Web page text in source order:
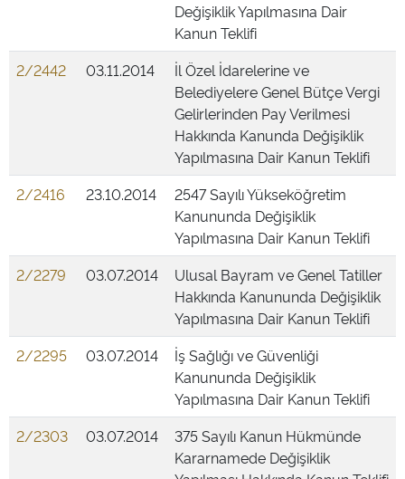
Değişiklik Yapılmasına Dair
Kanun Teklifi
2/2442
03.11.2014
İl Özel İdarelerine ve
Belediyelere Genel Bütçe Vergi
Gelirlerinden Pay Verilmesi
Hakkında Kanunda Değişiklik
Yapılmasına Dair Kanun Teklifi
2/2416
23.10.2014
2547 Sayılı Yükseköğretim
Kanununda Değişiklik
Yapılmasına Dair Kanun Teklifi
2/2279
03.07.2014
Ulusal Bayram ve Genel Tatiller
Hakkında Kanununda Değişiklik
Yapılmasına Dair Kanun Teklifi
2/2295
03.07.2014
İş Sağlığı ve Güvenliği
Kanununda Değişiklik
Yapılmasına Dair Kanun Teklifi
2/2303
03.07.2014
375 Sayılı Kanun Hükmünde
Kararnamede Değişiklik